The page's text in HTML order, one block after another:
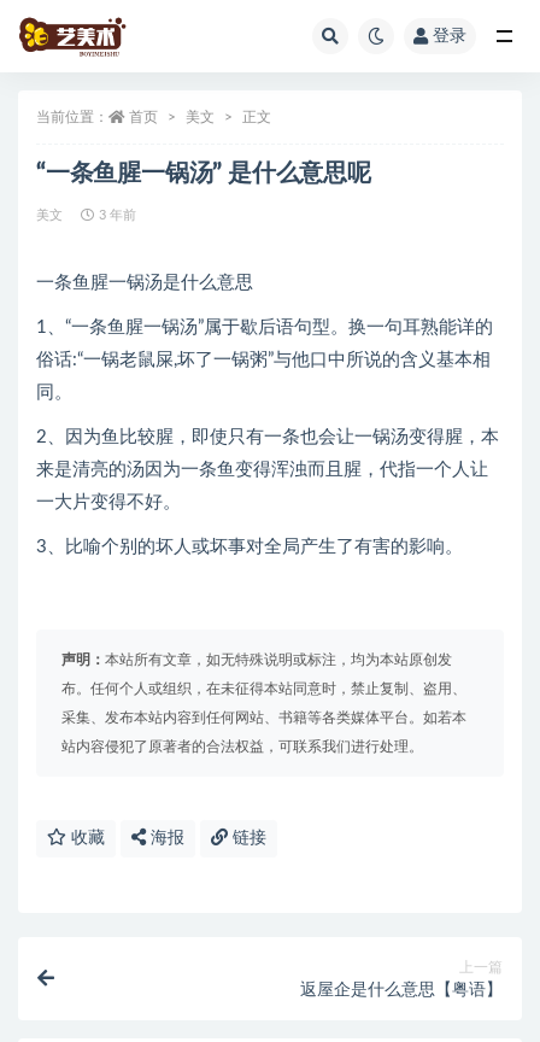
登录
当前位置： 首页 美文 正文
“一条鱼腥一锅汤” 是什么意思呢
美文 3 年前
一条鱼腥一锅汤是什么意思
1、“一条鱼腥一锅汤”属于歇后语句型。换一句耳熟能详的
俗话:“一锅老鼠屎,坏了一锅粥”与他口中所说的含义基本相
同。
2、因为鱼比较腥，即使只有一条也会让一锅汤变得腥，本
来是清亮的汤因为一条鱼变得浑浊而且腥，代指一个人让
一大片变得不好。
3、比喻个别的坏人或坏事对全局产生了有害的影响。
声明： 本站所有文章，如无特殊说明或标注，均为本站原创发
布。任何个人或组织，在未征得本站同意时，禁止复制、盗用、
采集、发布本站内容到任何网站、书籍等各类媒体平台。如若本
站内容侵犯了原著者的合法权益，可联系我们进行处理。
收藏 海报 链接
上一篇
返屋企是什么意思【粤语】